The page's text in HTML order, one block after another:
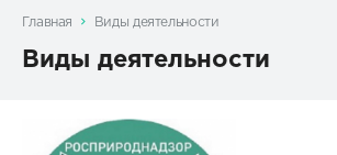
Главная Виды деятельности
Виды деятельности